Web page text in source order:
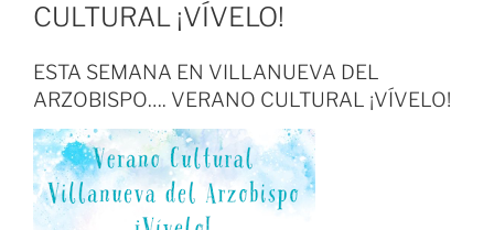
CULTURAL ¡VÍVELO!
ESTA SEMANA EN VILLANUEVA DEL
ARZOBISPO…. VERANO CULTURAL ¡VÍVELO!